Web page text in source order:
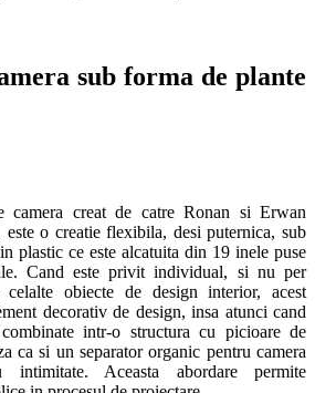
sub forma de plante
creat de catre Ronan si Erwan
o creatie flexibila, desi puternica, sub
plastic ce este alcatuita din 19 inele puse
Cand este privit individual, si nu per
celalte obiecte de design interior, acest
decorativ de design, insa atunci cand
intr-o structura cu picioare de
ca si un separator organic pentru camera
Aceasta abordare permite